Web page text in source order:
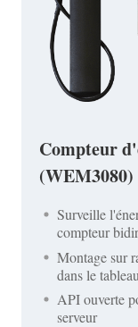
Compteur
(WEM3080)
Surveille
compteur
Montage sur
dans le
API ouverte
serveur